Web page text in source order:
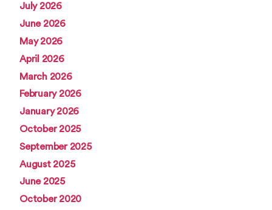
July 2026
June 2026
May 2026
April 2026
March 2026
February 2026
January 2026
October 2025
September 2025
August 2025
June 2025
October 2020